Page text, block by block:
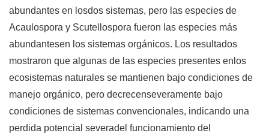
abundantes en losdos sistemas, pero las especies de
Acaulospora y Scutellospora fueron las especies más
abundantesen los sistemas orgánicos. Los resultados
mostraron que algunas de las especies presentes enlos
ecosistemas naturales se mantienen bajo condiciones de
manejo orgánico, pero decrecenseveramente bajo
condiciones de sistemas convencionales, indicando una
perdida potencial severadel funcionamiento del